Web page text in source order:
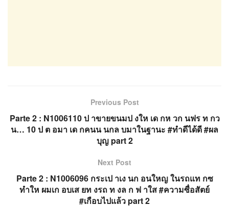
Previous Post
Parte 2 : N1006110 ป าขายขนมป งให เด กห วก นฟร ท กว
น… 10 ป ต อมา เด กคนน นกล บมาในฐานะ #ทำดีได้ดี #ผล
บุญ part 2
Next Post
Parte 2 : N1006096 กระเป าเง นก อนใหญ ในรถแท กซ
ทำให ผมเก อบเส ยท งรถ ท งล ก ฟ าใส #ความซื่อสัตย์
#เกือบไปแล้ว part 2